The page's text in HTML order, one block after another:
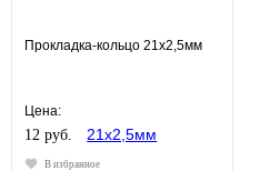
Прокладка-кольцо 21х2,5мм
Цена:
12 руб.
В избранное